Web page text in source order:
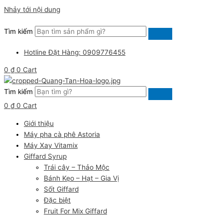
Nhảy tới nội dung
Tìm kiếm
Hotline Đặt Hàng: 0909776455
0 ₫ 0 Cart
Tìm kiếm
0 ₫ 0 Cart
Giới thiệu
Máy pha cà phê Astoria
Máy Xay Vitamix
Giffard Syrup
Trái cây – Thảo Mộc
Bánh Kẹo – Hạt – Gia Vị
Sốt Giffard
Đặc biệt
Fruit For Mix Giffard